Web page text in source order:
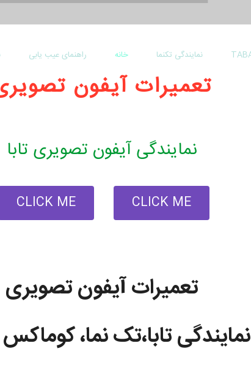
نمایندگی تکنما خانه راهنمای عیب یابی
تعمیرات آیفون
نمایندگی آیفون تصویری تابا
CLICK ME CLICK ME
تعمیرات آیفونتصویری
نمایندگی تابا،تک نما،